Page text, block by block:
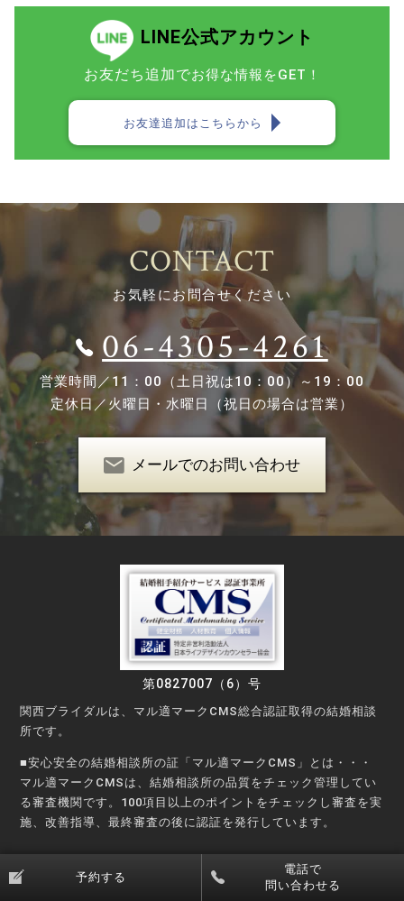
LINE公式アカウント
お友だち追加でお得な情報をGET！
お友達追加はこちらから
CONTACT
お気軽にお問合せください
06-4305-4261
営業時間／11：00（土日祝は10：00）～19：00
定休日／火曜日・水曜日（祝日の場合は営業）
メールでのお問い合わせ
第0827007（6）号
関西ブライダルは、マル適マークCMS総合認証取得の結婚相談
所です。
■安心安全の結婚相談所の証「マル適マークCMS」とは・・・
マル適マークCMSは、結婚相談所の品質をチェック管理してい
る審査機関です。100項目以上のポイントをチェックし審査を実
施、改善指導、最終審査の後に認証を発行しています。
©Copyright © KANSAI Bridal Party All rights reserved.
予約する
電話で
問い合わせる